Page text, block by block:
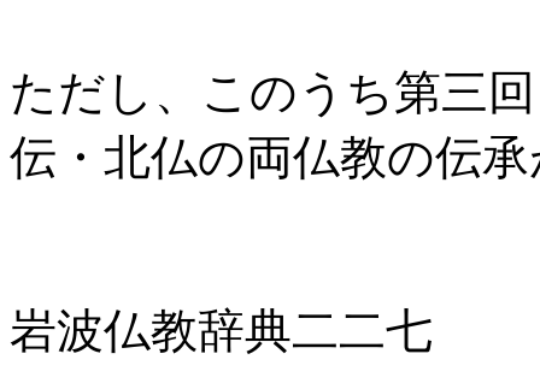
ただし、このうち第三
伝・北仏の両仏教の
岩波仏教辞典二二七